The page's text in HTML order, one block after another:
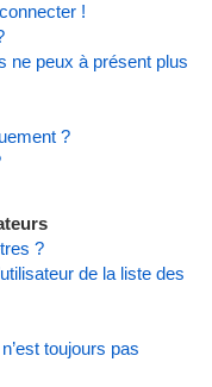
!
ne peux à présent plus
?
?
de la liste des
toujours pas